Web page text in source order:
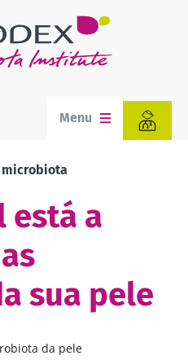
Menu
microbiota
está a
sua pele
da pele